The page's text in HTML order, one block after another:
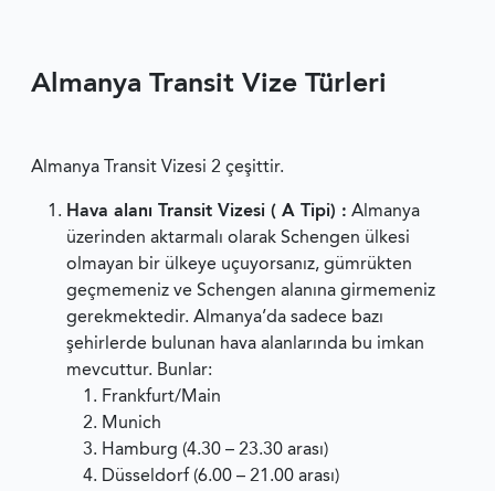
Almanya Transit Vize Türleri
Almanya Transit Vizesi 2 çeşittir.
Hava alanı Transit Vizesi ( A Tipi) : Almanya
üzerinden aktarmalı olarak Schengen ülkesi
olmayan bir ülkeye uçuyorsanız, gümrükten
geçmemeniz ve Schengen alanına girmemeniz
gerekmektedir. Almanya’da sadece bazı
şehirlerde bulunan hava alanlarında bu imkan
mevcuttur. Bunlar:
Frankfurt/Main
Munich
Hamburg (4.30 – 23.30 arası)
Düsseldorf (6.00 – 21.00 arası)